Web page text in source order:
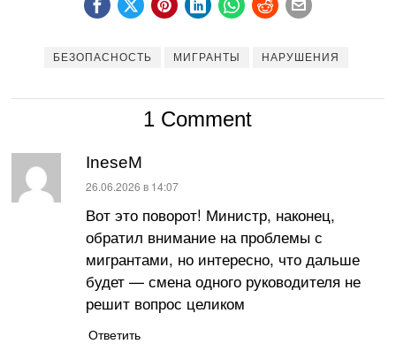
БЕЗОПАСНОСТЬ МИГРАНТЫ НАРУШЕНИЯ
1 Comment
IneseM
:
26.06.2026 в 14:07
Вот это поворот! Министр, наконец,
обратил внимание на проблемы с
мигрантами, но интересно, что дальше
будет — смена одного руководителя не
решит вопрос целиком
Ответить